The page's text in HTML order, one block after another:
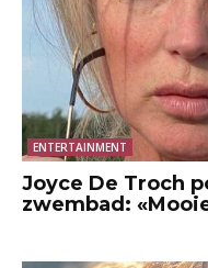
ENTERTAINMENT
Joyce De Troch
zwembad: